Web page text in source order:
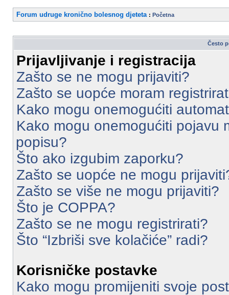
Forum udruge kronično bolesnog djeteta : Početna
Često
Prijavljivanje i registracija
Zašto se ne mogu prijaviti?
Zašto se uopće moram
Kako mogu onemogućiti
Kako mogu onemogućiti pojavu
popisu?
Što ako izgubim zaporku?
Zašto se uopće ne mogu
Zašto se više ne mogu prijaviti?
Što je COPPA?
Zašto se ne mogu registrirati?
Što “Izbriši sve kolačiće” radi?
Korisničke postavke
Kako mogu promijeniti svoje